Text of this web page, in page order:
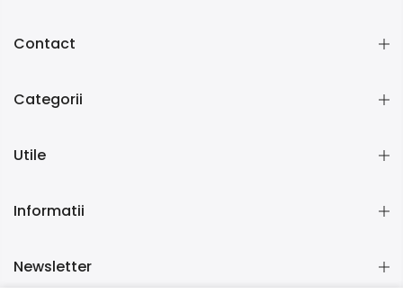
Contact
Categorii
Utile
Informatii
Newsletter